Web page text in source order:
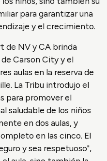
para garantizar una
y el crecimiento.
de NV y CA brinda
Carson City y el
aulas en la reserva de
La Tribu introdujo el
para promover el
saludable de los niños
en dos aulas, y
en las cinco. El
y sea respetuoso",